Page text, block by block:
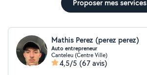
Proposer mes services
Mathis Perez (perez perez)
Auto entrepreneur
Canteleu (Centre Ville)
4,5/5 (67 avis)